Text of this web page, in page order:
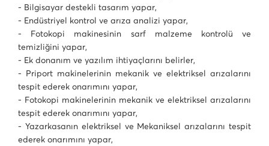
- Bilgisayar destekli tasarım yapar,
- Endüstriyel kontrol ve arıza analizi yapar,
- Fotokopi makinesinin sarf malzeme kontrolü ve
temizliğini yapar,
- Ek donanım ve yazılım ihtiyaçlarını belirler,
- Priport makinelerinin mekanik ve elektriksel arızalarını
tespit ederek onarımını yapar,
- Fotokopi makinelerinin mekanik ve elektriksel arızalarını
tespit ederek onarımını yapar,
- Yazarkasanın elektriksel ve Mekaniksel arızalarını tespit
ederek onarımını yapar,